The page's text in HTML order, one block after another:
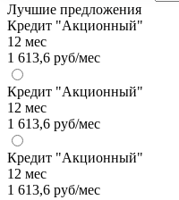
Лучшие предложения
Кредит "Акционный"
12 мес
1 613,6 руб/мес
Кредит "Акционный"
12 мес
1 613,6 руб/мес
Кредит "Акционный"
12 мес
1 613,6 руб/мес